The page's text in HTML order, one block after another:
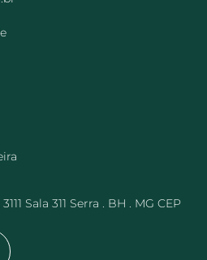
Sala 311 Serra . BH . MG CEP